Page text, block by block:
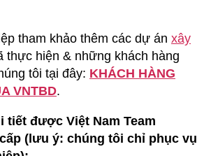
tham khảo thêm các dự án xây
thực hiện & những khách hàng
tôi tại đây: KHÁCH HÀNG
VNTBD.
tiết được Việt Nam Team
(lưu ý: chúng tôi chỉ phục vụ